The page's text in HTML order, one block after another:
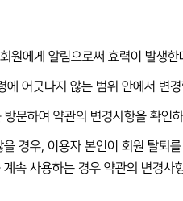
원에게 알림으로써 효력이 발생한
에 어긋나지 않는 범위 안에서 변
문하여 약관의 변경사항을 확인
경우, 이용자 본인이 회원 탈퇴
속 사용하는 경우 약관의 변경사